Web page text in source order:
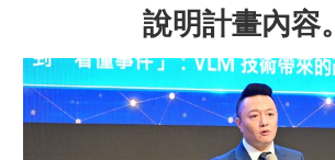
說明計畫內容。